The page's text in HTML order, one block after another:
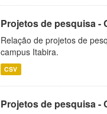
Projetos de pesquisa -
Relação de projetos de
campus Itabira.
CSV
Projetos de pesquisa -